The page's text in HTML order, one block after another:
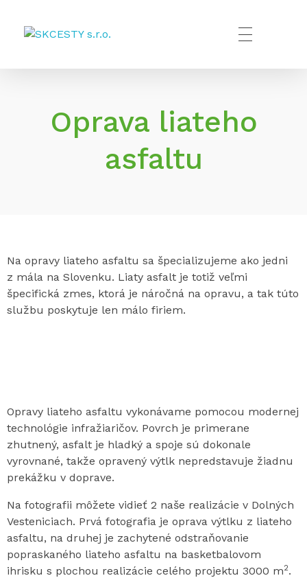
Oprava liateho
asfaltu
Na opravy liateho asfaltu sa špecializujeme ako jedni
z mála na Slovenku. Liaty asfalt je totiž veľmi
špecifická zmes, ktorá je náročná na opravu, a tak túto
službu poskytuje len málo firiem.
Opravy liateho asfaltu vykonávame pomocou modernej
technológie infražiaričov. Povrch je primerane
zhutnený, asfalt je hladký a spoje sú dokonale
vyrovnané, takže opravený výtlk nepredstavuje žiadnu
prekážku v doprave.
Na fotografii môžete vidieť 2 naše realizácie v Dolných
Vesteniciach. Prvá fotografia je oprava výtlku z liateho
asfaltu, na druhej je zachytené odstraňovanie
popraskaného liateho asfaltu na basketbalovom
ihrisku s plochou realizácie celého projektu 3000 m2.